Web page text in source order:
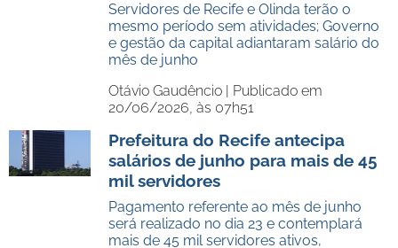
Servidores de Recife e Olinda terão o
mesmo período sem atividades; Governo
e gestão da capital adiantaram salário do
mês de junho
Otávio Gaudêncio | Publicado em
20/06/2026, às 07h51
Prefeitura do Recife antecipa
salários de junho para mais de 45
mil servidores
Pagamento referente ao mês de junho
será realizado no dia 23 e contemplará
mais de 45 mil servidores ativos,